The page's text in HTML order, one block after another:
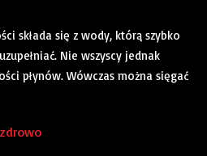
składa się z wody, którą szybko
Nie wszyscy jednak
płynów. Wówczas można sięgać